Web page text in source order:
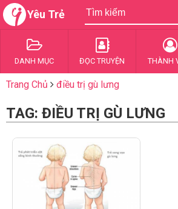
Yêu Trẻ
DANH MỤC ĐỌC TRUYỆN THÀNH
Trang Chủ điều trị gù lưng
TAG: ĐIỀU TRỊ GÙ LƯNG